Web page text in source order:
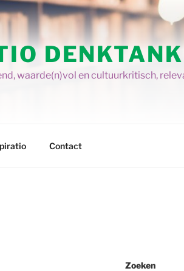
DENKTANK
waarde(n)vol en cultuurkritisch,
Contact
Zoeken